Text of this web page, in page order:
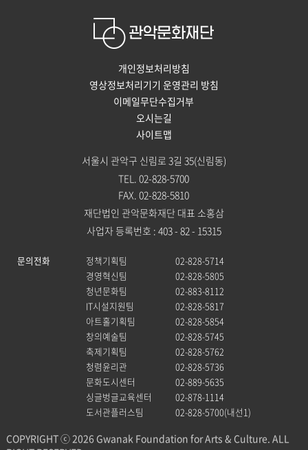
개인정보처리방침
영상정보처리기기 운영관리 방침
이메일무단수집거부
오시는길
사이트맵
서울시 관악구 신림로 3길 35(신림동)
TEL. 02-828-5700
FAX. 02-828-5810
재단법인 관악문화재단 대표 소홍삼
사업자 등록번호 : 403 - 82 - 15315
문의전화 정책기획팀
02-828-5714
경영혁신팀
02-828-5805
청년문화팀
02-883-8112
IT시설지원팀
02-828-5817
아트홀기획팀
02-828-5854
창의예술팀
02-828-5745
축제기획팀
02-828-5762
청렴윤리관
02-828-5736
문화도시센터
02-889-5635
싱글벙글교육센터
02-878-1114
도서관플러스팀
02-828-5700(내선1)
COPYRIGHT ⓒ 2026 Gwanak Foundation for Arts & Culture. ALL